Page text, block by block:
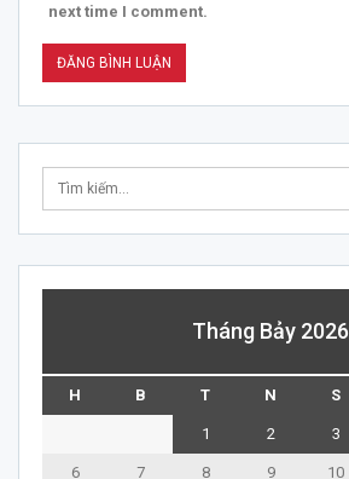
next time I comment.
Tháng Bảy 2026
H B T N S
1 2 3
6 7 8 9 10